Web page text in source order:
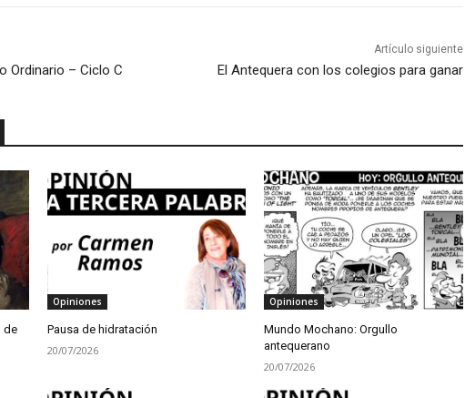
Ordinario – Ciclo C
Artículo siguiente
El Antequera con los colegios para ganar
de
Opiniones
Pausa de hidratación
20/07/2026
Opiniones
Mundo Mochano: Orgullo
antequerano
20/07/2026